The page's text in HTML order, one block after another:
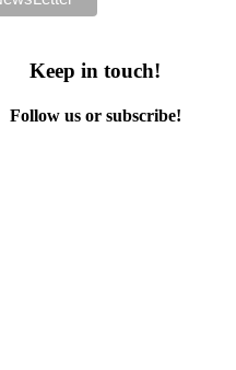
Keep in touch!
Follow us or subscribe!